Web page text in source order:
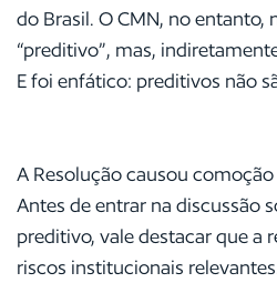
do Brasil. O CMN, no entanto,
“preditivo”, mas,
E foi enfático: preditivos não
A Resolução causou
Antes de entrar na discussão
preditivo, vale destacar que a
riscos institucionais